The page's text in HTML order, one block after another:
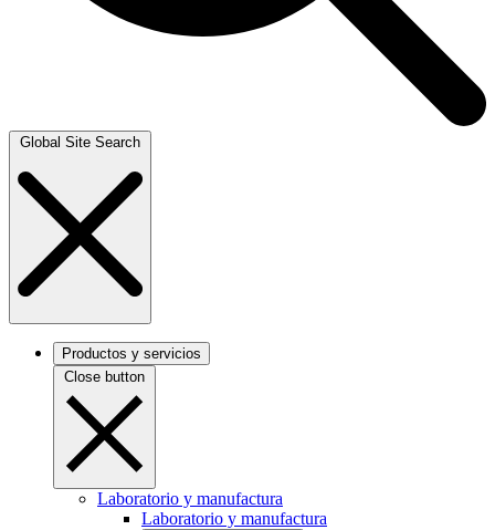
Global Site Search
Productos y servicios
Close button
Laboratorio y manufactura
Laboratorio y manufactura